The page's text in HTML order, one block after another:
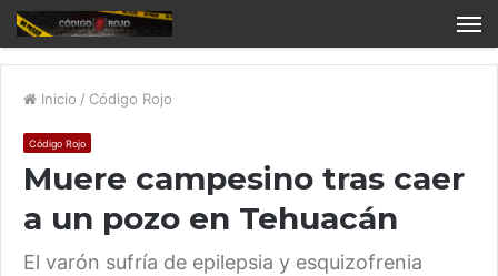
Inicio / Código Rojo
Código Rojo
Muere campesino tras caer
a un pozo en Tehuacán
El varón sufría de epilepsia y esquizofrenia